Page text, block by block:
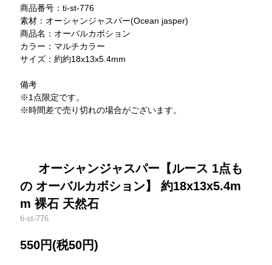
商品番号：ti-st-776
素材：オーシャンジャスパー(Ocean jasper)
商品名：オーバルカボション
カラー：マルチカラー
サイズ：約約18x13x5.4mm
備考
※1点限定です。
※時間差で売り切れの場合がございます。
オーシャンジャスパー【ルース 1点も
の オーバルカボション】 約18x13x5.4m
m 裸石 天然石
ti-st-776
550円(税50円)